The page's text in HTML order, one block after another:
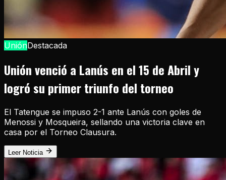
UniónDestacada
Unión venció a Lanús en el 15 de Abril y
logró su primer triunfo del torneo
El Tatengue se impuso 2-1 ante Lanús con goles de
Menossi y Mosqueira, sellando una victoria clave en
casa por el Torneo Clausura.
Leer Noticia